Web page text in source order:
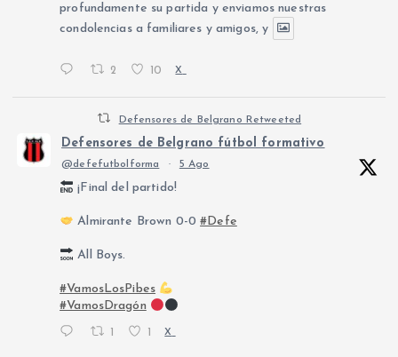
profundamente su partida y enviamos nuestras
condolencias a familiares y amigos, y
2 10 X
Defensores de Belgrano Retweeted
Defensores de Belgrano fútbol formativo
@defefutbolforma · 5 Ago
¡Final del partido!
Almirante Brown 0-0#Defe
All Boys.
#VamosLosPibes
#VamosDragón
X